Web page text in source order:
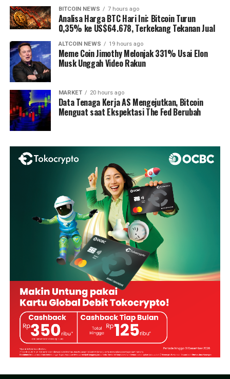
BITCOIN NEWS 7 hours ago
Analisa Harga BTC Hari Ini: Bitcoin Turun
0,35% ke US$64.678, Terkekang Tekanan Jual
ALTCOIN NEWS 19 hours ago
Meme Coin Jimothy Melonjak 331% Usai Elon
Musk Unggah Video Rakun
MARKET 20 hours ago
Data Tenaga Kerja AS Mengejutkan, Bitcoin
Menguat saat Ekspektasi The Fed Berubah